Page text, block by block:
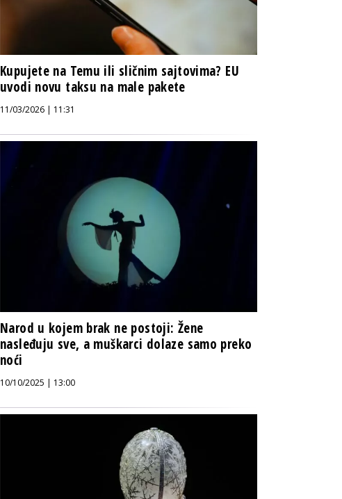
Kupujete na Temu ili sličnim sajtovima? EU
uvodi novu taksu na male pakete
11/03/2026 | 11:31
Narod u kojem brak ne postoji: Žene
nasleđuju sve, a muškarci dolaze samo preko
noći
10/10/2025 | 13:00